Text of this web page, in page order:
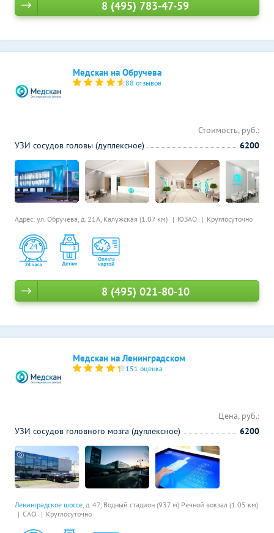
8 (495) 783-47-59
Медскан на Обручева
88 отзывов
Адрес: ул. Обручева, д. 21А, Калужская (1.07 км) ЮЗАО Круглосуточно
Стоимость, руб.:
УЗИ сосудов головы (дуплексное)
6200
8 (495) 021-80-10
Медскан на Ленинградском
151 оценка
Ленинградское шоссе, д. 47, Водный стадион (937 м) Речной вокзал (1.05 км)
САО
Круглосуточно
Цена, руб.:
УЗИ сосудов головного мозга (дуплексное)
6200